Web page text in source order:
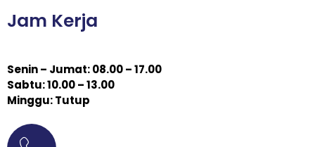
Jam Kerja
Senin – Jumat: 08.00 – 17.00
Sabtu: 10.00 – 13.00
Minggu: Tutup